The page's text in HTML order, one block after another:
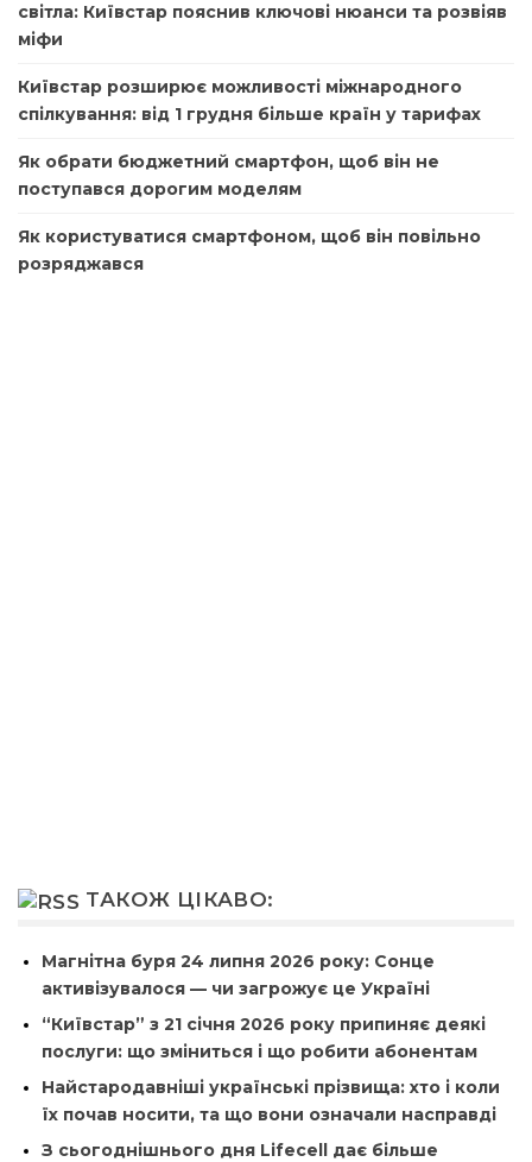
світла: Київстар пояснив ключові нюанси та розвіяв
міфи
Київстар розширює можливості міжнародного
спілкування: від 1 грудня більше країн у тарифах
Як обрати бюджетний смартфон, щоб він не
поступався дорогим моделям
Як користуватися смартфоном, щоб він повільно
розряджався
ТАКОЖ ЦІКАВО:
Магнітна буря 24 липня 2026 року: Сонце
активізувалося — чи загрожує це Україні
“Київстар” з 21 січня 2026 року припиняє деякі
послуги: що зміниться і що робити абонентам
Найстародавніші українські прізвища: хто і коли
їх почав носити, та що вони означали насправді
З сьогоднішнього дня Lifecell дає більше